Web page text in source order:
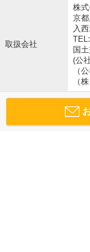
取扱会社
株
京
入
国
(公
（
（